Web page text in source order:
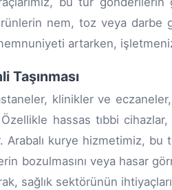
nem, toz veya darbe
artarken,
Taşınması
klinikler ve
hassas tıbbi
kurye hizmetimiz, bu
bozulmasını veya hasar
sağlık sektörünün